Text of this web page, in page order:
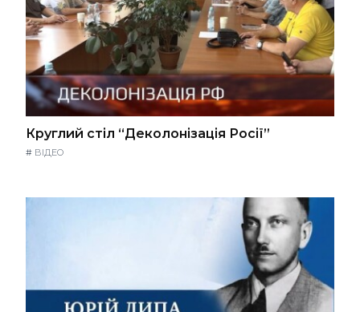
Круглий стіл “Деколонізація Росії”
# ВІДЕО